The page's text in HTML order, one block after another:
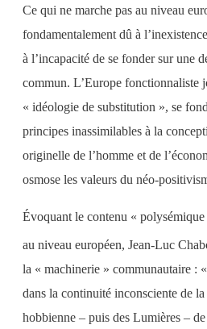
Ce qui ne marche pas au niveau
fondamentalement dû à
à l’incapacité de se fonder sur une
commun. L’Europe fonctionnaliste
« idéologie de substitution », se
principes inassimilables à la
originelle de l’homme et de
osmose les valeurs du néo-
Évoquant le contenu « polysémique
au niveau européen, Jean-Luc
la « machinerie » communautaire :
dans la continuité inconsciente de
hobbienne – puis des Lumières –